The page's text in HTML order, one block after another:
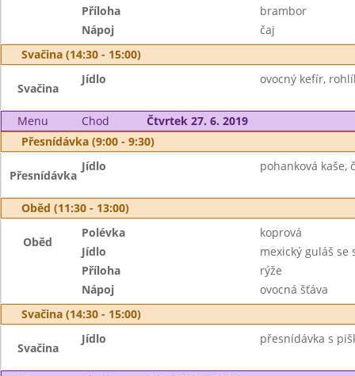
Příloha
brambor
Nápoj
čaj
Svačina (14:30 - 15:00)
Svačina
Jídlo ovocný kefír,
Menu Chod
Čtvrtek 27. 6. 2019
Přesnídávka (9:00 - 9:30)
Přesnídávka
Jídlo pohanková kaše,
Oběd (11:30 - 13:00)
Oběd
Polévka
koprová
Jídlo
mexický guláš se
Příloha
rýže
Nápoj
ovocná šťáva
Svačina (14:30 - 15:00)
Svačina
Jídlo přesnídávka s